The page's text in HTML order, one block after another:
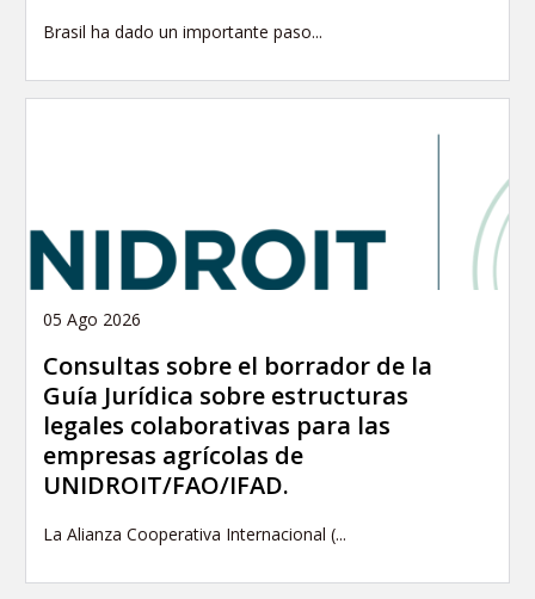
Brasil ha dado un importante paso...
05 Ago 2026
Consultas sobre el borrador de la
Guía Jurídica sobre estructuras
legales colaborativas para las
empresas agrícolas de
UNIDROIT/FAO/IFAD.
La Alianza Cooperativa Internacional (...